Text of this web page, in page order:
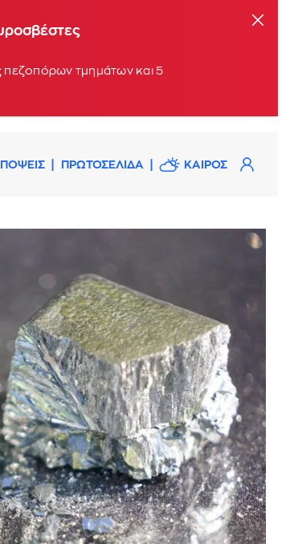
πεζοπόρων τμημάτων και 5
ΠΡΩΤΟΣΕΛΙΔΑ ΚΑΙΡΟΣ